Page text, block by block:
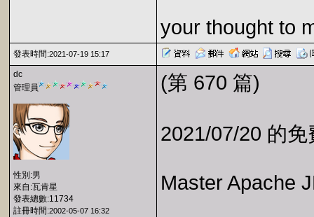
your thought to
發表時間:2021-07-19 15:17
dc
管理員
性別:男
來自:瓦肯星
發表總數:11734
註冊時間:2002-05-07 16:32
(第 670 篇)
2021/07/20 的
Master Apache